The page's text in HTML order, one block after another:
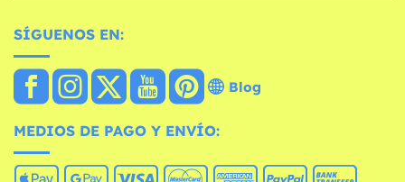
SÍGUENOS EN:
Blog
MEDIOS DE PAGO Y ENVÍO: